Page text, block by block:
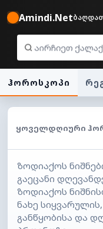
Amindi.Net
ჰოროსკოპი
ᲧᲝᲕᲔᲚᲓᲦᲘᲣᲠᲘ
ზოდიაქოს
გაეცანი
ზოდიაქოს
ნახე
განწყობისა და